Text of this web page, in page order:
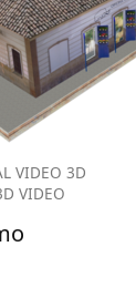
VIDEO 3D
VIDEO